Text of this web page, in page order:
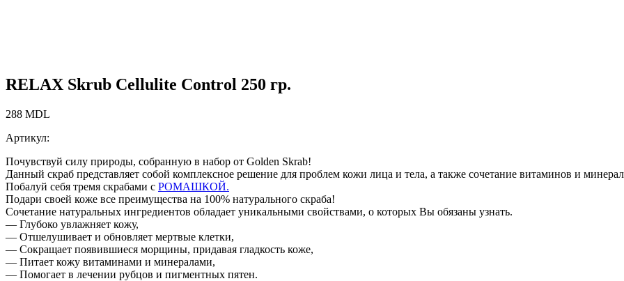
RELAX Skrub Cellulite Control 250 гр.
288 MDL
Артикул:
Почувствуй силу природы, собранную в набор от Golden Skrab!
Данный скраб представляет собой комплексное решение для проблем кожи лица и тела, а также сочетание витаминов и
Побалуй себя тремя скрабами с РОМАШКОЙ.
Подари своей коже все преимущества на 100% натурального скраба!
Сочетание натуральных ингредиентов обладает уникальными свойствами, о которых Вы обязаны узнать.
— Глубоко увлажняет кожу,
— Отшелушивает и обновляет мертвые клетки,
— Сокращает появившиеся морщины, придавая гладкость коже,
— Питает кожу витаминами и минералами,
— Помогает в лечении рубцов и пигментных пятен.